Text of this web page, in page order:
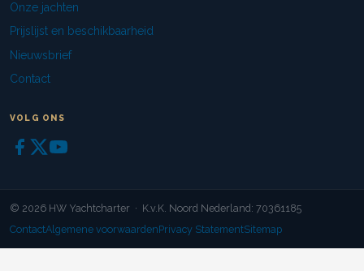
Onze jachten
Prijslijst en beschikbaarheid
Nieuwsbrief
Contact
VOLG ONS
© 2026 HW Yachtcharter · K.v.K. Noord Nederland: 70361185
ContactAlgemene voorwaardenPrivacy StatementSitemap